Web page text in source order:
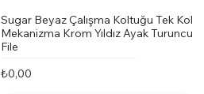
Sugar Beyaz Çalışma Koltuğu Tek Kol
Mekanizma Krom Yıldız Ayak Turuncu
File
Fiyat
₺0,00